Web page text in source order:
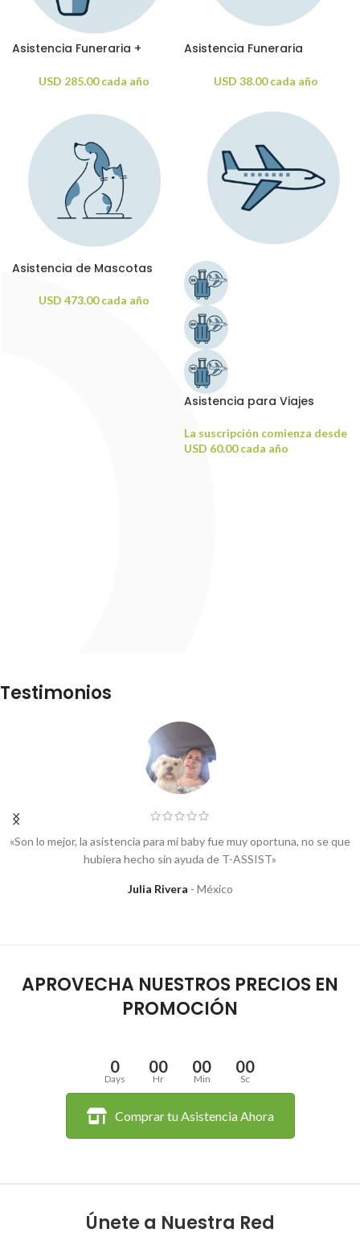
Asistencia Funeraria +
Mundial
USD 285.00cada año
Asistencia Funeraria
USD 38.00cada año
Asistencia de Mascotas
USD 473.00cada año
Asistencia para Viajes
La suscripción comienza desde
USD 60.00cada año
Testimonios
«Son lo mejor, la asistencia para mi baby fue muy oportuna, no se que
hubiera hecho sin ayuda de T-ASSIST»
Julia Rivera México
APROVECHA NUESTROS PRECIOS EN
PROMOCIÓN
0
Days
00
Hr
00
Min
00
Sc
Comprar tu Asistencia Ahora
Únete a Nuestra Red